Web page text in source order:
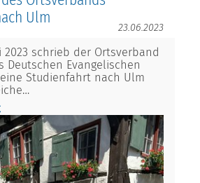
Ulm
23.06.2023
2023 schrieb der Ortsverband
Deutschen Evangelischen
Studienfahrt nach Ulm